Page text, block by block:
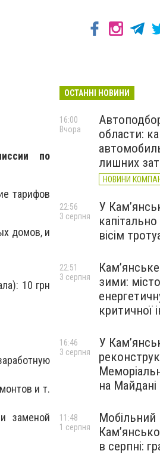
по
тарифов
домов, и
10 грн
и т.
заменой
ОСТАННІ НОВИНИ
области:
лишних
НОВИНИ
16:00
Вчора
У
вісім
22:56
3 серпня
зими:
критичної
22:51
3 серпня
У
на Майдані
16:46
3 серпня
в серпні:
11:48
1 серпня